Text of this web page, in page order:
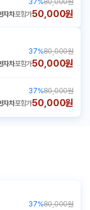
37%80,000원
자차포함가50,000원
37%80,000원
자차포함가50,000원
37%80,000원
자차포함가50,000원
37%80,000원